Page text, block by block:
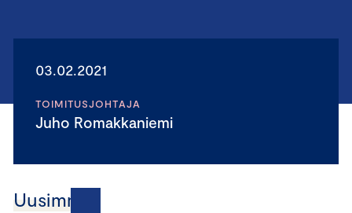
03.02.2021
TOIMITUSJOHTAJA
Juho Romakkaniemi
Uusimmat